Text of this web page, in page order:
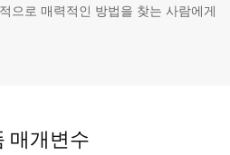
으로 매력적인 방법을 찾는 사람에게
매개변수